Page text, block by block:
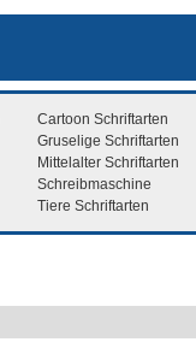
Cartoon Schriftarten
Gruselige Schriftarten
Mittelalter Schriftarten
Schreibmaschine
Tiere Schriftarten